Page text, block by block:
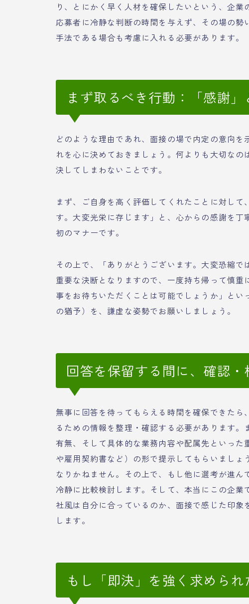
り、とにかく早く人材を確保したいという、企業
応募者に冷静な判断の時間を与えず、その場の
手法である場合も考慮に入れる必要があります。
まず取るべき行動：「感謝
どのような理由であれ、面接の場で内定の意向
れを心に決めておきましょう。何よりも大切な
決してしまわないことです。
まず、ご自身を高く評価してくれたことに対し
す。大変光栄に存じます」と、心からの感謝を
初のマナーです。
その上で、「ありがとうございます。大変恐縮
重要な決断となりますので、一度持ち帰って慎
事をお待ちいただくことは可能でしょうか」と
の猶予）を、謙虚な姿勢でお願いしましょう。
回答を保留する間に、確認・
無事に回答を待ってもらえる時間を確保できた
るための情報を整理・確認する必要があります
有無、そして具体的な業務内容や配属先といっ
や雇用契約書など）の形で提示してもらいまし
なりかねません。その上で、もし他に選考が進
冷静に比較検討します。そして、本当にこの企業
社風は自分に合っているのか、面接で感じた印
します。
もし「即決」を強く求められ